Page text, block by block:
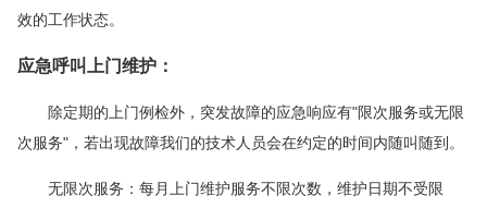
效的工作状态。
应急呼叫上门维护：
除定期的上门例检外，突发故障的应急响应有"限次服务或无限
次服务"，若出现故障我们的技术人员会在约定的时间内随叫随到。
无限次服务：每月上门维护服务不限次数，维护日期不受限